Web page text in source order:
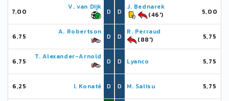
7,00
V. van Dijk
D
6,75
A. Robertson
D
6,75
T. Alexander-Arnold
D
6,25 I. Konaté D
D
J. Bednarek
(46')
5,00
D
R. Perraud
(88')
5,75
D Lyanco 5,75
D M. Salisu 5,75